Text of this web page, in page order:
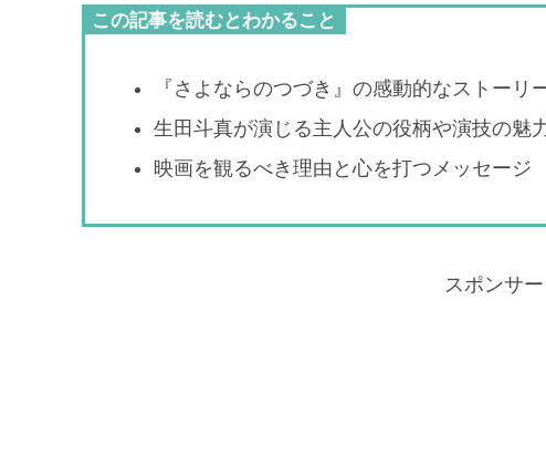
この記事を読むとわかること
『さよならのつづき』の感動的なストーリ
生田斗真が演じる主人公の役柄や演技の魅
映画を観るべき理由と心を打つメッセージ
スポンサ